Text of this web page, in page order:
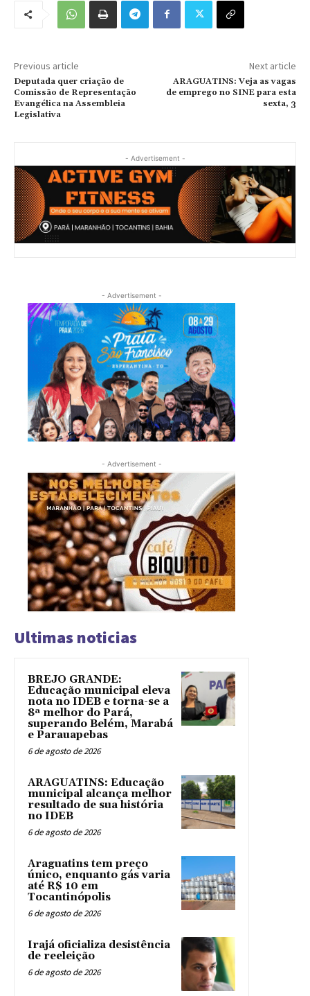
Previous article
Deputada quer criação de
Comissão de Representação
Evangélica na Assembleia
Legislativa
Next article
ARAGUATINS: Veja as vagas
de emprego no SINE para esta
sexta, 3
- Advertisement -
- Advertisement -
- Advertisement -
Ultimas noticias
BREJO GRANDE:
Educação municipal eleva
nota no IDEB e torna-se a
8ª melhor do Pará,
superando Belém, Marabá
e Parauapebas
6 de agosto de 2026
ARAGUATINS: Educação
municipal alcança melhor
resultado de sua história
no IDEB
6 de agosto de 2026
Araguatins tem preço
único, enquanto gás varia
até R$ 10 em
Tocantinópolis
6 de agosto de 2026
Irajá oficializa desistência
de reeleição
6 de agosto de 2026